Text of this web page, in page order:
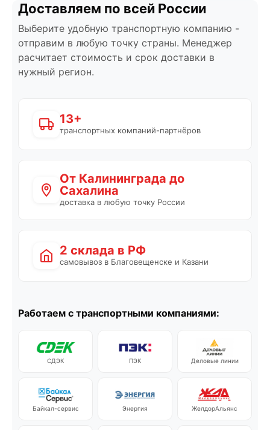
Доставляем по всей России
Выберите удобную транспортную компанию -
отправим в любую точку страны. Менеджер
расчитает стоимость и срок доставки в
нужный регион.
13+
транспортных компаний-партнёров
От Калининграда до
Сахалина
доставка в любую точку России
2 склада в РФ
самовывоз в Благовещенске и Казани
Работаем с транспортными компаниями:
СДЭК ПЭК Деловые линии
Байкал-сервис Энергия ЖелдорАльянс